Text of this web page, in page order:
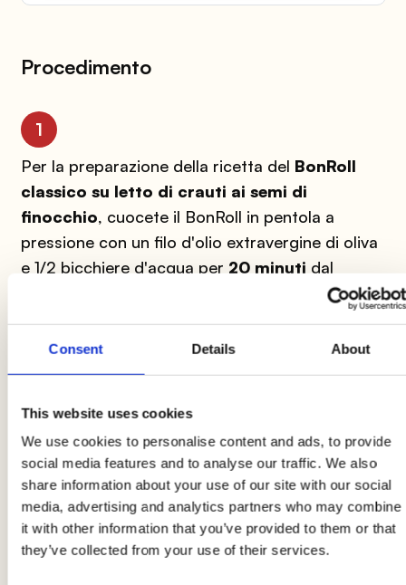
Consent Details About
This website uses cookies
We use cookies to personalise content and ads, to provide
social media features and to analyse our traffic. We also
share information about your use of our site with our social
media, advertising and analytics partners who may combine
it with other information that you’ve provided to them or that
they’ve collected from your use of their services.
Procedimento
1
Per la preparazione della ricetta del BonRoll
classico su letto di crauti ai semi di
finocchio, cuocete il BonRoll in pentola a
pressione con un filo d'olio extravergine di oliva
e 1/2 bicchiere d'acqua per 20 minuti dal
fatelo soffriffere in un'ampia padella,
crauti, abbassate il fuoco e fatelistufare
regolando disalee dipepedopo aver aggiunto
isemi di finocchio.
3